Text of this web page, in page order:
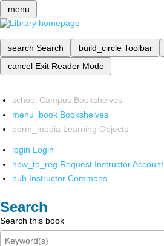
menu
search Search build_circle Toolbar
cancel Exit Reader Mode
school Campus Bookshelves
menu_book Bookshelves
perm_media Learning Objects
login Login
how_to_reg Request Instructor Account
hub Instructor Commons
Search
Search this book